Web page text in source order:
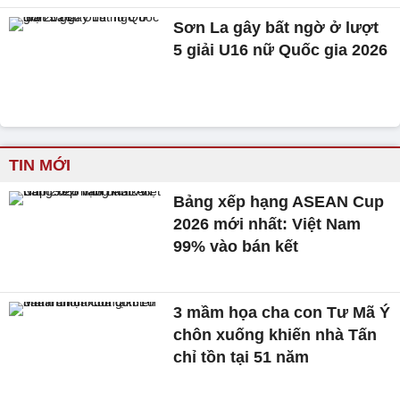
Sơn La gây bất ngờ ở lượt
5 giải U16 nữ Quốc gia 2026
TIN MỚI
Bảng xếp hạng ASEAN Cup
2026 mới nhất: Việt Nam
99% vào bán kết
3 mầm họa cha con Tư Mã Ý
chôn xuống khiến nhà Tấn
chỉ tồn tại 51 năm